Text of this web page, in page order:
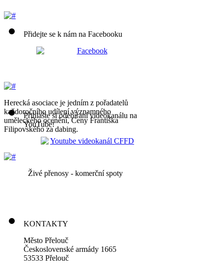
Herecká asociace je jedním z pořadatelů
každoročního udílení významného
uměleckého ocenění, Ceny Františka
Filipovského za dabing.
Živé přenosy - komerční spoty
Přidejte se k nám na Facebooku
Přihlašte si odebíraní videokanálu na
YouTube!
KONTAKTY
Město Přelouč
Československé armády 1665
53533 Přelouč